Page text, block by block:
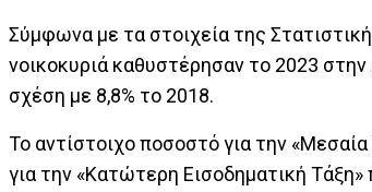
Σύμφωνα με τα στοιχεία της
νοικοκυριά καθυστέρησαν το 2023
σχέση με 8,8% το 2018.
Το αντίστοιχο ποσοστό για την
για την «Κατώτερη Εισοδηματική